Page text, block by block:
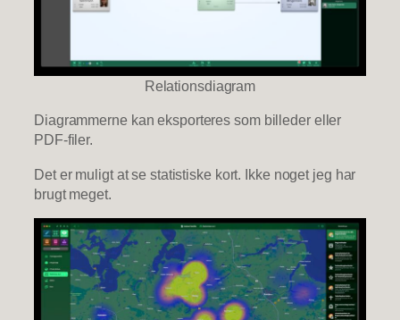
Relationsdiagram
Diagrammerne kan eksporteres som billeder eller
PDF-filer.
Det er muligt at se statistiske kort. Ikke noget jeg har
brugt meget.